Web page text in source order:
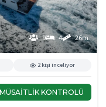
9 4 26m
2 kişi inceliyor
MÜSAITLIK KONTROLÜ